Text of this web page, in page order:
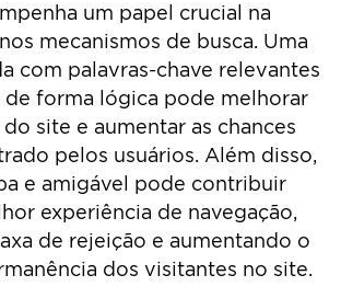
um papel crucial na
mecanismos de busca. Uma
com palavras-chave relevantes
de forma lógica pode melhorar
site e aumentar as chances
pelos usuários. Além disso,
e amigável pode contribuir
experiência de navegação,
de rejeição e aumentando o
dos visitantes no site.